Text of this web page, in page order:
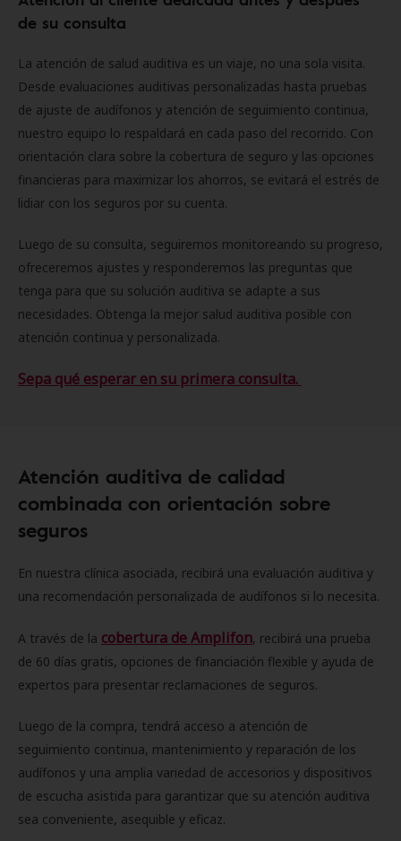
de su consulta
La atención de salud auditiva es un viaje, no una sola visita.
Desde evaluaciones auditivas personalizadas hasta pruebas
de ajuste de audífonos y atención de seguimiento continua,
nuestro equipo lo respaldará en cada paso del recorrido. Con
orientación clara sobre la cobertura de seguro y las opciones
financieras para maximizar los ahorros, se evitará el estrés de
lidiar con los seguros por su cuenta.
Luego de su consulta, seguiremos monitoreando su progreso,
ofreceremos ajustes y responderemos las preguntas que
tenga para que su solución auditiva se adapte a sus
necesidades. Obtenga la mejor salud auditiva posible con
atención continua y personalizada.
Sepa qué esperar en su primera consulta.
Atención auditiva de calidad
combinada con orientación sobre
seguros
En nuestra clínica asociada, recibirá una evaluación auditiva y
una recomendación personalizada de audífonos si lo necesita.
A través de la cobertura de Amplifon, recibirá una prueba
de 60 días gratis, opciones de financiación flexible y ayuda de
expertos para presentar reclamaciones de seguros.
Luego de la compra, tendrá acceso a atención de
seguimiento continua, mantenimiento y reparación de los
audífonos y una amplia variedad de accesorios y dispositivos
de escucha asistida para garantizar que su atención auditiva
sea conveniente, asequible y eficaz.